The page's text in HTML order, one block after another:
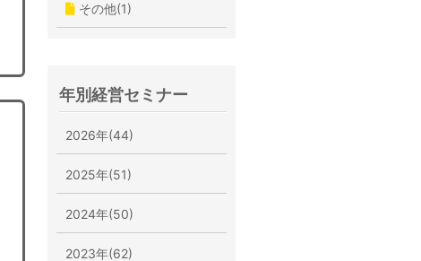
その他(1)
年別経営セミナー
2026年(44)
2025年(51)
2024年(50)
2023年(62)